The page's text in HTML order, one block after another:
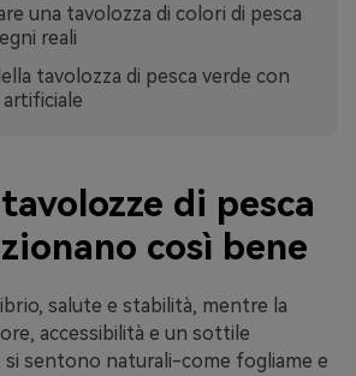
una tavolozza di colori di pesca
reali
tavolozza di pesca verde con
di pesca
così bene
salute e stabilità, mentre la
accessibilità e un sottile
si sentono naturali-come fogliame e